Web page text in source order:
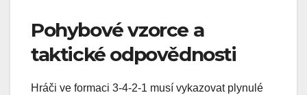
Pohybové vzorce a
taktické odpovědnosti
Hráči ve formaci 3-4-2-1 musí vykazovat plynulé